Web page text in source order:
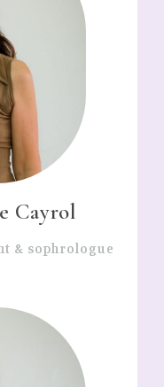
Cayrol
& sophrologue